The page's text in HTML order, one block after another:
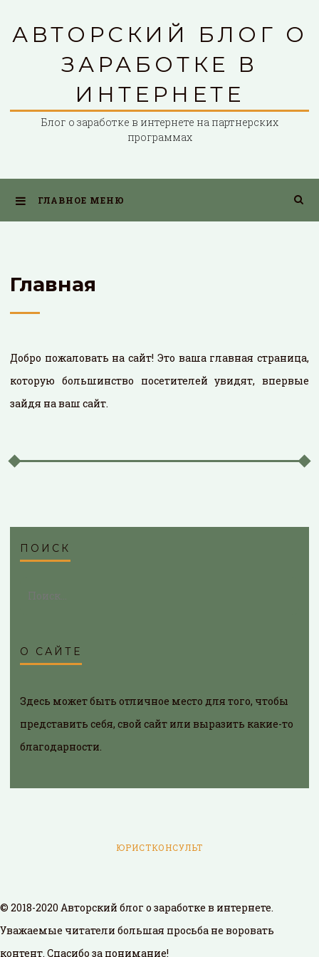
содержимому
АВТОРСКИЙ БЛОГ О
ЗАРАБОТКЕ В
ИНТЕРНЕТЕ
Блог о заработке в интернете на партнерских
программах
ГЛАВНОЕ МЕНЮ
Главная
Добро пожаловать на сайт! Это ваша главная страница,
которую большинство посетителей увидят, впервые
зайдя на ваш сайт.
ПОИСК
О САЙТЕ
Здесь может быть отличное место для того, чтобы
представить себя, свой сайт или выразить какие-то
благодарности.
ЮРИСТКОНСУЛЬТ
© 2018-2020 Авторский блог о заработке в интернете.
Уважаемые читатели большая просьба не воровать
контент. Спасибо за понимание!